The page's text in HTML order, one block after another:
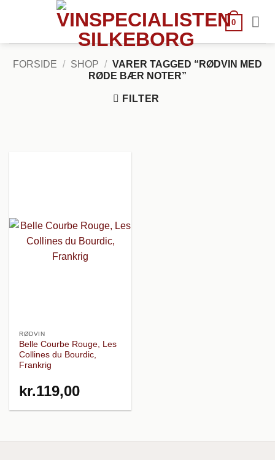
0
FORSIDE / SHOP / VARER TAGGED “RØDVIN MED
RØDE BÆR NOTER”
FILTER
RØDVIN
Belle Courbe Rouge, Les
Collines du Bourdic,
Frankrig
kr.119,00